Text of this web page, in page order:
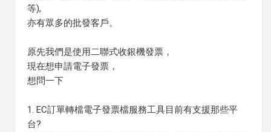
等),
亦有眾多的批發客戶。
原先我們是使用二聯式收銀機發票，
現在想申請電子發票，
想問一下
1. EC訂單轉檔電子發票檔服務工具目前有支援那些平
台?